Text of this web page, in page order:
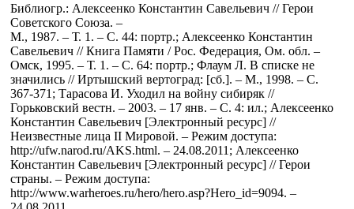
Библиогр.: Алексеенко Константин Савельевич // Герои
Советского Союза. –
М., 1987. – Т. 1. – С. 44: портр.; Алексеенко Константин
Савельевич // Книга Памяти / Рос. Федерация, Ом. обл. –
Омск, 1995. – Т. 1. – С. 64: портр.; Флаум Л. В списке не
значились // Иртышский вертоград: [сб.]. – М., 1998. – С.
367-371; Тарасова И. Уходил на войну сибиряк //
Горьковский вестн. – 2003. – 17 янв. – С. 4: ил.; Алексеенко
Константин Савельевич [Электронный ресурс] //
Неизвестные лица II Мировой. – Режим доступа:
http://ufw.narod.ru/AKS.html. – 24.08.2011; Алексеенко
Константин Савельевич [Электронный ресурс] // Герои
страны. – Режим доступа:
http://www.warheroes.ru/hero/hero.asp?Hero_id=9094. –